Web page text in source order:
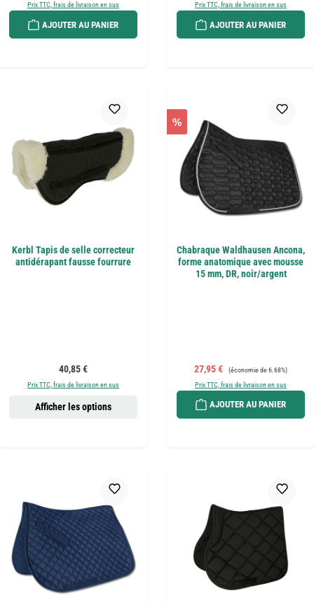
Prix TTC, frais de livraison en sus
AJOUTER AU PANIER
Prix TTC, frais de livraison en sus
AJOUTER AU PANIER
Kerbl Tapis de selle correcteur
antidérapant fausse fourrure
Prix régulier :
40,85 €
Prix TTC, frais de livraison en sus
Afficher les options
%
Chabraque Waldhausen Ancona,
forme anatomique avec mousse
15 mm, DR, noir/argent
Prix de vente :
27,95 € Prix régulier :
(économie de 6.68%)
Prix TTC, frais de livraison en sus
AJOUTER AU PANIER